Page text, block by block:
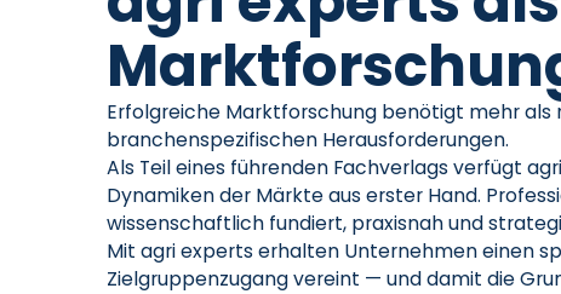
Erfolgreiche Marktforschung benötigt mehr als
branchenspezifischen Herausforderungen.
Als Teil eines führenden Fachverlags verfügt
Dynamiken der Märkte aus erster Hand.
wissenschaftlich fundiert, praxisnah und
Mit agri experts erhalten Unternehmen einen
Zielgruppenzugang vereint — und damit die